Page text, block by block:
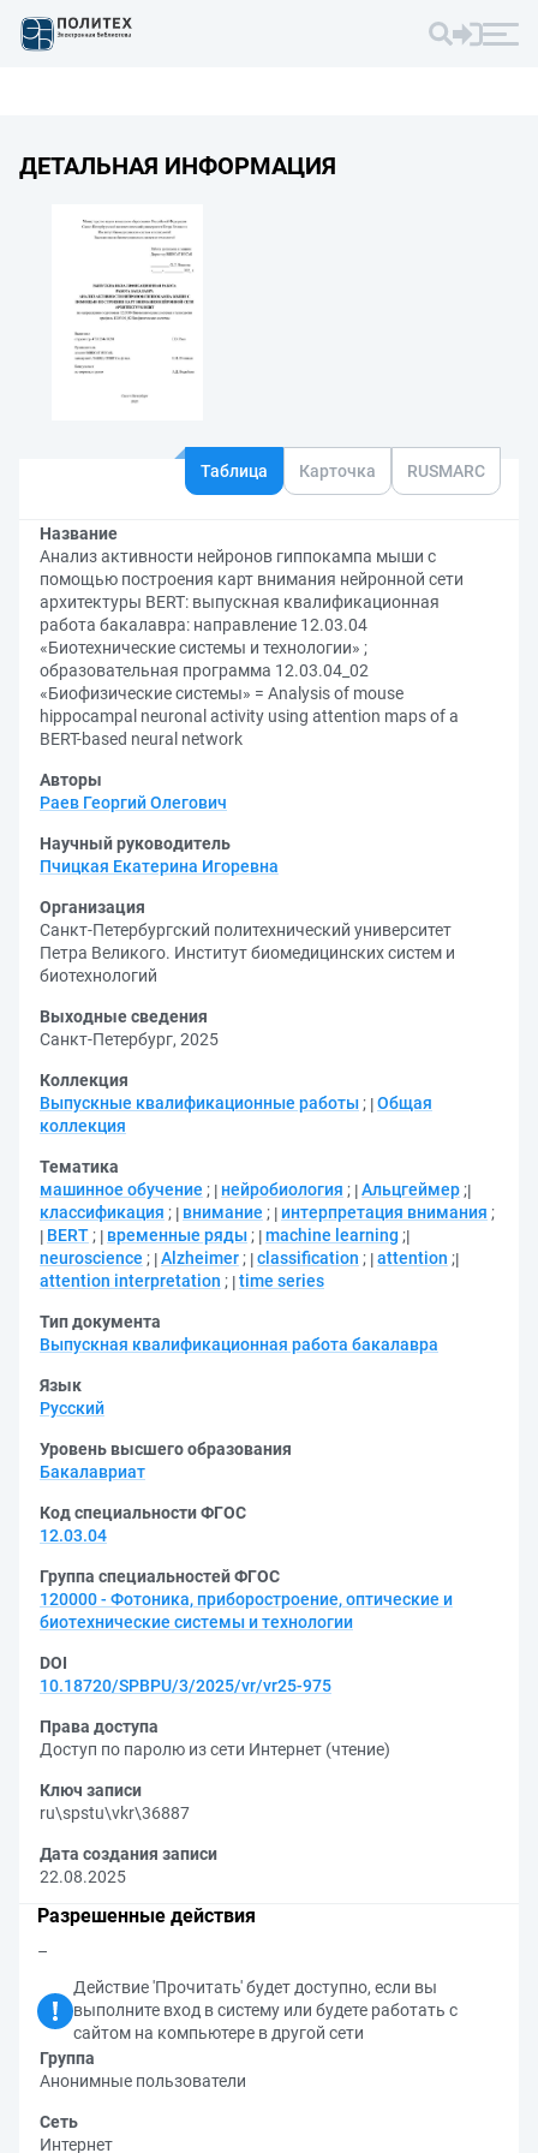
ДЕТАЛЬНАЯ ИНФОРМАЦИЯ
Таблица Карточка RUSMARC
Название
Анализ активности нейронов гиппокампа мыши с
помощью построения карт внимания нейронной сети
архитектуры BERT: выпускная квалификационная
работа бакалавра: направление 12.03.04
«Биотехнические системы и технологии» ;
образовательная программа 12.03.04_02
«Биофизические системы» = Analysis of mouse
hippocampal neuronal activity using attention maps of a
BERT-based neural network
Авторы
Раев Георгий Олегович
Научный руководитель
Пчицкая Екатерина Игоревна
Организация
Санкт-Петербургский политехнический университет
Петра Великого. Институт биомедицинских систем и
биотехнологий
Выходные сведения
Санкт-Петербург, 2025
Коллекция
Выпускные квалификационные работы ; Общая
коллекция
Тематика
машинное обучение ; нейробиология ; Альцгеймер ;
классификация ; внимание ; интерпретация внимания ;
BERT ; временные ряды ; machine learning ;
neuroscience ; Alzheimer ; classification ; attention ;
attention interpretation ; time series
Тип документа
Выпускная квалификационная работа бакалавра
Язык
Русский
Уровень высшего образования
Бакалавриат
Код специальности ФГОС
12.03.04
Группа специальностей ФГОС
120000 - Фотоника, приборостроение, оптические и
биотехнические системы и технологии
DOI
10.18720/SPBPU/3/2025/vr/vr25-975
Права доступа
Доступ по паролю из сети Интернет (чтение)
Ключ записи
ru\spstu\vkr\36887
Дата создания записи
22.08.2025
Разрешенные действия
–
Действие 'Прочитать' будет доступно, если вы
выполните вход в систему или будете работать с
сайтом на компьютере в другой сети
Группа
Анонимные пользователи
Сеть
Интернет